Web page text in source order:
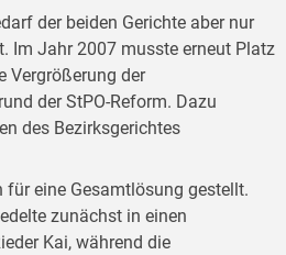
der beiden Gerichte aber nur
Im Jahr 2007 musste erneut Platz
Vergrößerung der
der StPO-Reform. Dazu
des Bezirksgerichtes
für eine Gesamtlösung gestellt.
zunächst in einen
Kai, während die